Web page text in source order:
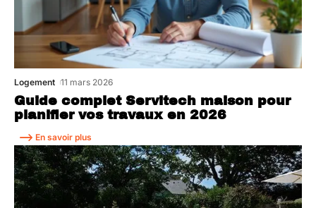
Guide complet Servitech maison pour
planifier vos travaux en 2026
Logement 11 mars 2026
En savoir plus